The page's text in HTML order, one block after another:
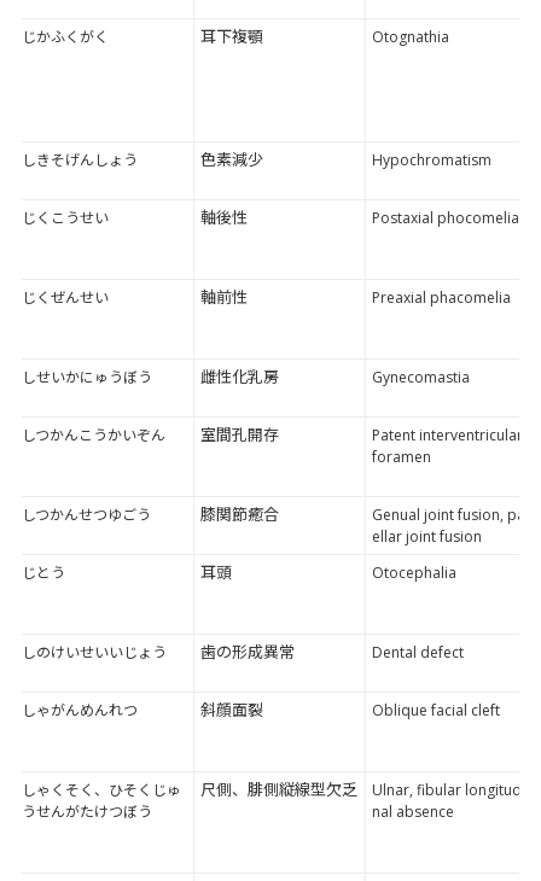
じかふくがく 耳下複顎 Otognathia
しきそげんしょう 色素減少 Hypochromatism
じくこうせい 軸後性 Postaxial phocomelia
じくぜんせい 軸前性 Preaxial phacomelia
しせいかにゅうぼう 雌性化乳房 Gynecomastia
しつかんこうかいぞん 室間孔開存
Patent interventricular
foramen
しつかんせつゆごう 膝関節癒合
Genual joint fusion, pat
ellar joint fusion
じとう
耳頭 Otocephalia
しのけいせいいじょう 歯の形成異常 Dental defect
しゃがんめんれつ 斜顔面裂 Oblique facial cleft
しゃくそく、ひそくじゅ
うせんがたけつぼう
尺側、腓側縦線型欠乏
Ulnar, fibular longitudi
nal absence